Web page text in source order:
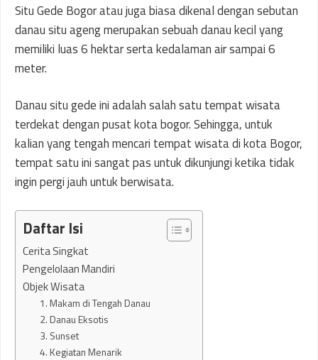
Situ Gede Bogor atau juga biasa dikenal dengan sebutan
danau situ ageng merupakan sebuah danau kecil yang
memiliki luas 6 hektar serta kedalaman air sampai 6
meter.
Danau situ gede ini adalah salah satu tempat wisata
terdekat dengan pusat kota bogor. Sehingga, untuk
kalian yang tengah mencari tempat wisata di kota Bogor,
tempat satu ini sangat pas untuk dikunjungi ketika tidak
ingin pergi jauh untuk berwisata.
Daftar Isi
Cerita Singkat
Pengelolaan Mandiri
Objek Wisata
1. Makam di Tengah Danau
2. Danau Eksotis
3. Sunset
4. Kegiatan Menarik